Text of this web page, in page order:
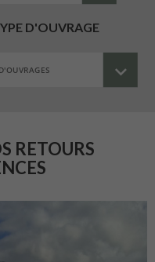
D'OUVRAGE
RETOURS